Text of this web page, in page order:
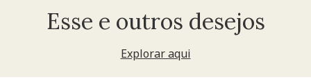
Esse e outros desejos
Explorar aqui